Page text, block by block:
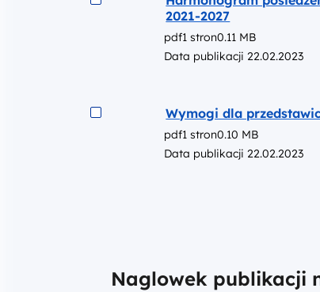
2021-2027
pdf1 stron0.11 MB
Data publikacji 22.02.2023
Podgląd
Wymogi dla
pdf1 stron0.10 MB
Data publikacji 22.02.2023
Naglowek publikacji